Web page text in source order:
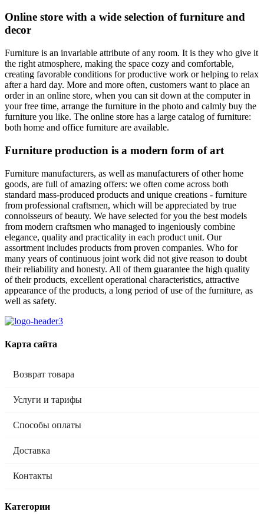
Online store with a wide selection of furniture and
decor
Furniture is an invariable attribute of any room. It is they who give it
the right atmosphere, making the space cozy and comfortable,
creating favorable conditions for productive work or helping to relax
after a hard day. More and more often, customers want to place an
order in an online store, when you can sit down at the computer in
your free time, arrange the furniture in the photo and calmly buy the
furniture you like. The online store has a large catalog of furniture:
both home and office furniture are available.
Furniture production is a modern form of art
Furniture manufacturers, as well as manufacturers of other home
goods, are full of amazing offers: we often come across both
standard mass-produced products and unique creations - furniture
from professional craftsmen, which will be appreciated by true
connoisseurs of beauty. We have selected for you the best models
from modern craftsmen who managed to ingeniously combine
elegance, quality and practicality in each product unit. Our
assortment includes products from proven companies. Who for
many years of continuous joint work did not give reason to doubt
their reliability and honesty. All of them guarantee the high quality
of their products, excellent operational characteristics, attractive
appearance of the products, a long period of use of the furniture, as
well as safety.
Карта сайта
Возврат товара
Услуги и тарифы
Способы оплаты
Доставка
Контакты
Категории